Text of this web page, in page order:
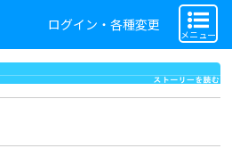
ログイン・各種変更
メニュー